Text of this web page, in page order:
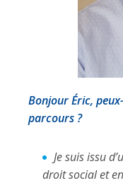
Bonjour Éric,
parcours ?
Je suis issu
droit social et